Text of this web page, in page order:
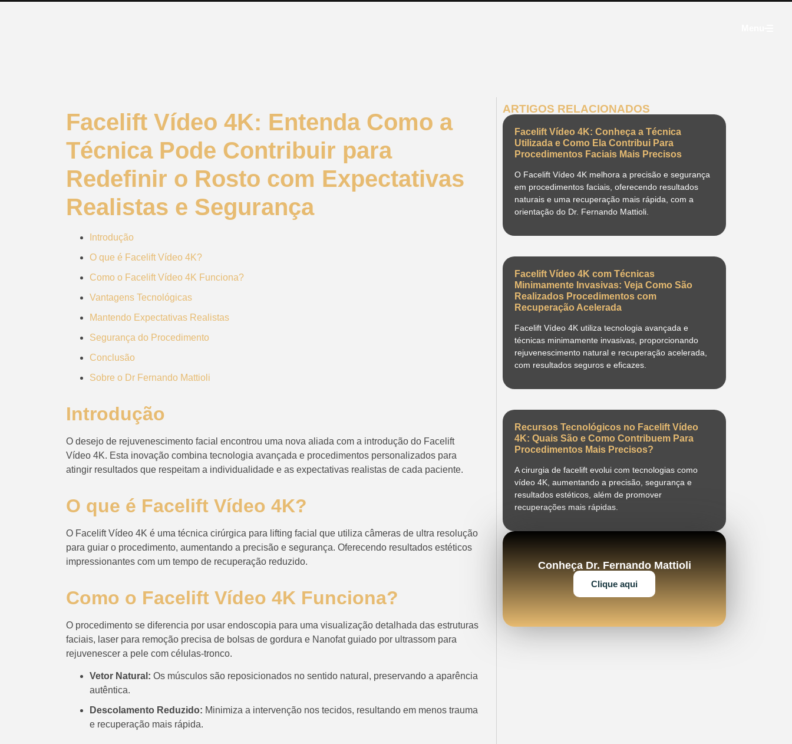
Facelift Vídeo 4K: Entenda Como a
Técnica Pode Contribuir para
Redefinir o Rosto com Expectativas
Realistas e Segurança
Introdução
O que é Facelift Vídeo 4K?
Como o Facelift Vídeo 4K Funciona?
Vantagens Tecnológicas
Mantendo Expectativas Realistas
Segurança do Procedimento
Conclusão
Sobre o Dr Fernando Mattioli
Introdução
O desejo de rejuvenescimento facial encontrou uma nova aliada com a introdução do Facelift
Vídeo 4K. Esta inovação combina tecnologia avançada e procedimentos personalizados para
atingir resultados que respeitam a individualidade e as expectativas realistas de cada paciente.
O que é Facelift Vídeo 4K?
O Facelift Vídeo 4K é uma técnica cirúrgica para lifting facial que utiliza câmeras de ultra resolução
para guiar o procedimento, aumentando a precisão e segurança. Oferecendo resultados estéticos
impressionantes com um tempo de recuperação reduzido.
Como o Facelift Vídeo 4K Funciona?
O procedimento se diferencia por usar endoscopia para uma visualização detalhada das estruturas
faciais, laser para remoção precisa de bolsas de gordura e Nanofat guiado por ultrassom para
rejuvenescer a pele com células-tronco.
Vetor Natural: Os músculos são reposicionados no sentido natural, preservando a aparência
autêntica.
Descolamento Reduzido: Minimiza a intervenção nos tecidos, resultando em menos trauma
e recuperação mais rápida.
ARTIGOS RELACIONADOS
Facelift Vídeo 4K: Conheça a Técnica
Utilizada e Como Ela Contribui Para
Procedimentos Faciais Mais Precisos
O Facelift Vídeo 4K melhora a precisão e segurança
em procedimentos faciais, oferecendo resultados
naturais e uma recuperação mais rápida, com a
orientação do Dr. Fernando Mattioli.
Facelift Vídeo 4K com Técnicas
Minimamente Invasivas: Veja Como São
Realizados Procedimentos com
Recuperação Acelerada
Facelift Vídeo 4K utiliza tecnologia avançada e
técnicas minimamente invasivas, proporcionando
rejuvenescimento natural e recuperação acelerada,
com resultados seguros e eficazes.
Recursos Tecnológicos no Facelift Vídeo
4K: Quais São e Como Contribuem Para
Procedimentos Mais Precisos?
A cirurgia de facelift evolui com tecnologias como
vídeo 4K, aumentando a precisão, segurança e
resultados estéticos, além de promover
recuperações mais rápidas.
Conheça Dr. Fernando Mattioli
Clique aqui